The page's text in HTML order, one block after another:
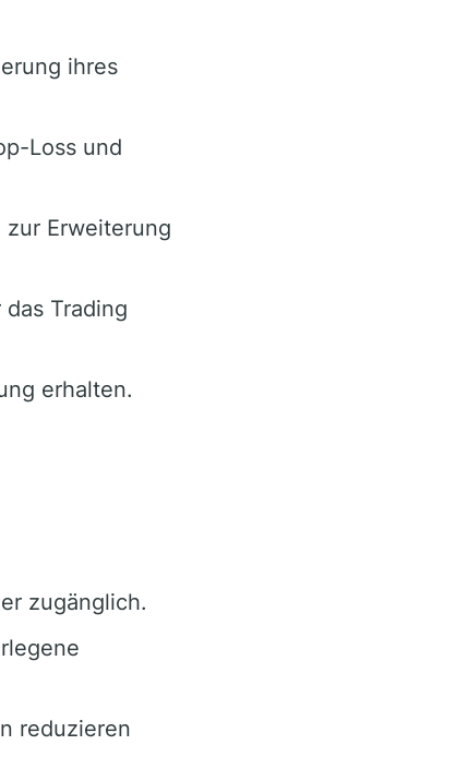
ihres
Loss und
Erweiterung
Trading
erhalten.
zugänglich.
reduzieren